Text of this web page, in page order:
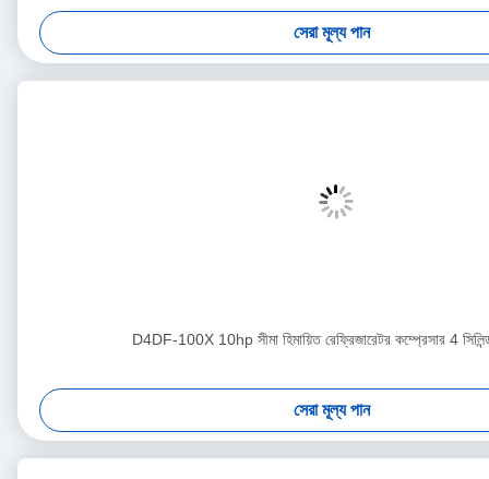
সেরা মূল্য পান
D4DF-100X 10hp সীমা হিমায়িত রেফ্রিজারেটর কম্প্রেসার 4
সেরা মূল্য পান